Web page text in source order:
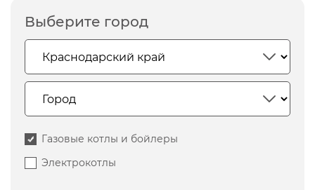
Выберите город
Газовые котлы и бойлеры
Электрокотлы